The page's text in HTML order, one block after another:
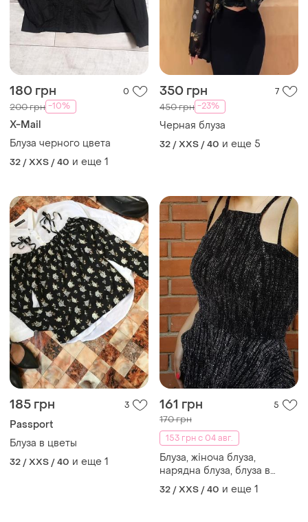
180 грн 0
200 грн -10%
X-Mail
Блуза черного цвета
32 / XXS / 40 и еще 1
350 грн 7
450 грн -23%
Черная блуза
32 / XXS / 40 и еще 5
185 грн 3
Passport
Блуза в цветы
32 / XXS / 40 и еще 1
161 грн 5
170 грн
153 грн с 04 авг.
Блуза, жіноча блуза,
нарядна блуза, блуза в
блискітку, женская блуза,
майка, блуза в паетки
32 / XXS / 40 и еще 1